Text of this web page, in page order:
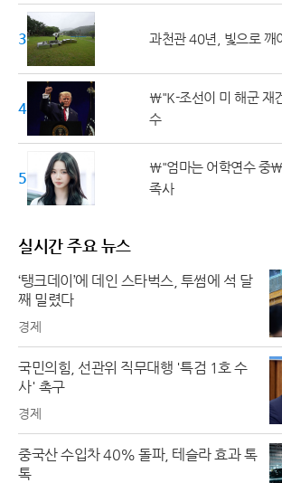
30대 과천관 40년, 빛으로 깨
40대
\"K-조선이 미 해군 재
수
50대 ↑
\"엄마는 어학연수 중
족사
실시간 주요 뉴스
‘탱크데이’에 데인 스타벅스, 투썸에 석 달
째 밀렸다
경제
국민의힘, 선관위 직무대행 '특검 1호 수
사' 촉구
경제
중국산 수입차 40% 돌파, 테슬라 효과 톡
톡